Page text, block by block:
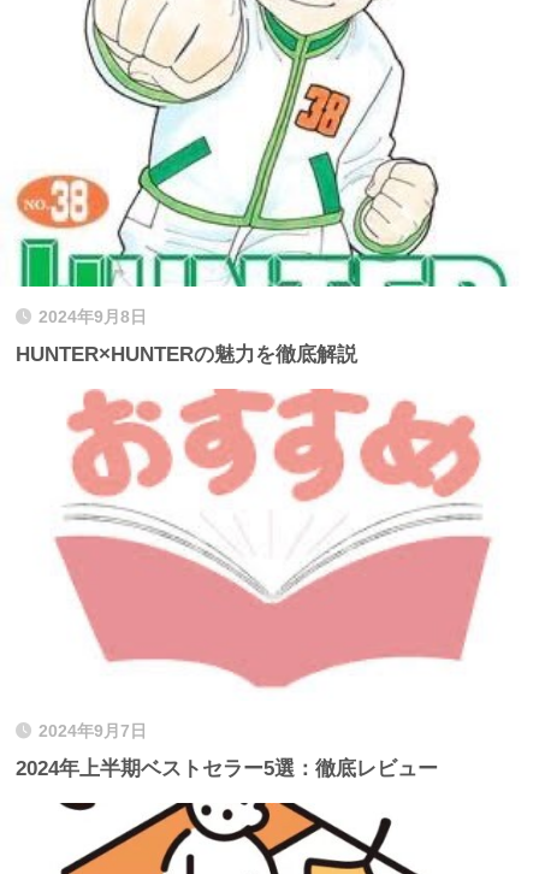
2024年9月8日
HUNTER×HUNTERの魅力を徹底解説
2024年9月7日
2024年上半期ベストセラー5選：徹底レビュー